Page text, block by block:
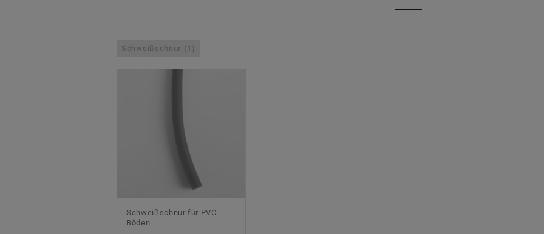
Schweißschnur (1)
Schweißschnur für PVC-
Böden